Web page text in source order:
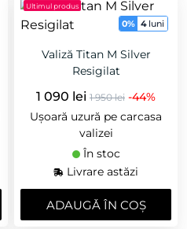
Ultimul produs
0% 4 luni
Valiză Titan M Silver
Resigilat
1 090 lei 1 950 lei -44%
Ușoară uzură pe carcasa
valizei
În stoc
Livrare astăzi
ADAUGǍ ÎN COȘ